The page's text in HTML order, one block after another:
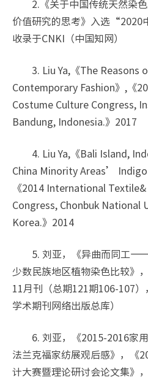
2.《关于中国传统天然染
价值研究的思考》入选“2020
收录于CNKI（中国知网）
3. Liu Ya,《The Reasons
Contemporary Fashion》,《
Costume Culture Congress,
Bandung, Indonesia.》2017
4. Liu Ya,《Bali Island,
China Minority Areas’
《2014 International
Congress, Chonbuk National
Korea.》2014
5. 刘亚，《异曲而同工
少数民族地区植物染色比较》
11月刊（总期121期106-107
学术期刊网络出版总库）
6. 刘亚，《2015-2016
法兰克福家纺展观后感》，《
计大赛暨理论研讨会论文集》